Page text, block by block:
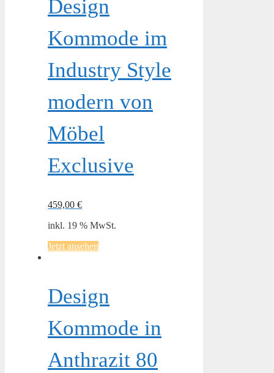
Design
Kommode im
Industry Style
modern von
Möbel
Exclusive
459,00 €
inkl. 19 % MwSt.
Jetzt ansehen
Design
Kommode in
Anthrazit 80